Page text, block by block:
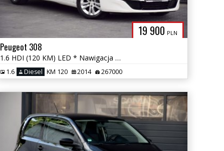
19 900 PLN
Peugeot 308
1.6 HDI (120 KM) LED * Nawigacja * Gwarancja *
1.6 Diesel KM 120 2014 267000